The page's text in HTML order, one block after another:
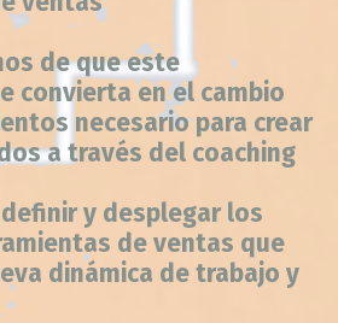
de que este
convierta en el cambio
necesario para crear
a través del coaching
definir y desplegar los
de ventas que
dinámica de trabajo y